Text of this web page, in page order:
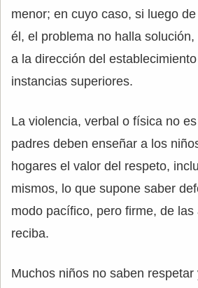
menor; en cuyo caso, si luego
él, el problema no halla
a la dirección del
instancias superiores.
La violencia, verbal o física no
padres deben enseñar a los
hogares el valor del respeto,
mismos, lo que supone saber
modo pacífico, pero firme, de
reciba.
Muchos niños no saben